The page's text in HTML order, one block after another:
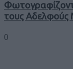
τους Αδελφούς
0